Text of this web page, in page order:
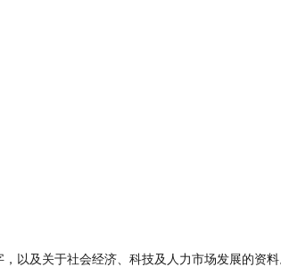
以及关于社会经济、科技及人力市场发展的资料